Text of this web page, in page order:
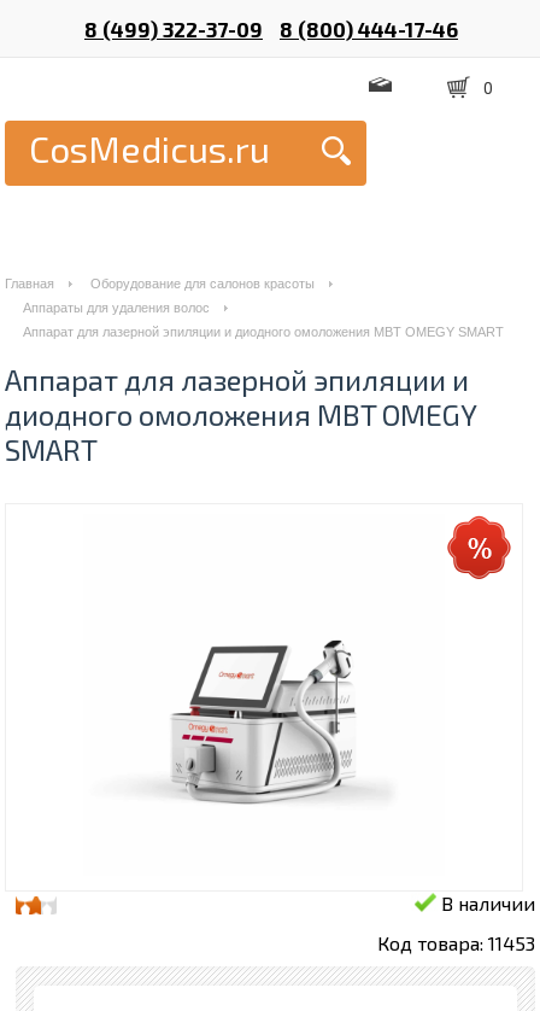
8 (499) 322-37-09 8 (800) 444-17-46
0
CosMedicus.ru
Главная
Оборудование для салонов красоты
Аппараты для удаления волос
Аппарат для лазерной эпиляции и диодного омоложения MBT OMEGY SMART
Аппарат для лазерной эпиляции и
диодного омоложения MBT OMEGY
SMART
В наличии
Код товара: 11453